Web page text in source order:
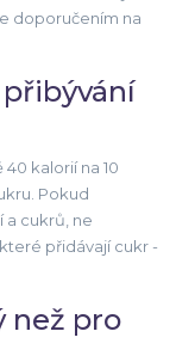
doporučením na
kalorií na 10
Pokud
cukrů, ne
přidávají cukr -
než pro